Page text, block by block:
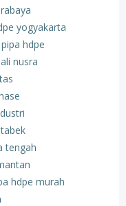
yogyakarta
hdpe
nusra
tengah
hdpe murah